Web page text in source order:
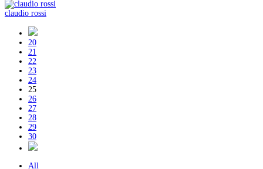
claudio rossi
20
21
22
23
24
25
26
27
28
29
30
All